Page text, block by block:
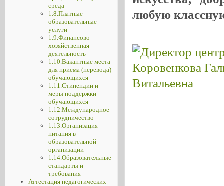
среда
1.8.Платные
образовательные
услуги
1.9.Финансово-
хозяйственная
деятельность
1.10.Вакантные места
для приема (перевода)
обучающихся
1.11.Стипендии и
меры поддержки
обучающихся
1.12.Международное
сотрудничество
1.13.Организация
питания в
образовательной
организации
1.14.Образовательные
стандарты и
требования
Аттестация педагогических
любую